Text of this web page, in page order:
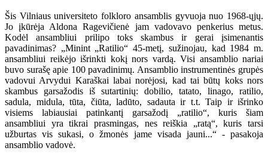
Šis Vilniaus universiteto folkloro ansamblis gyvuoja nuo 1968-ųjų.
Jo įkūrėja Aldona Ragevičienė jam vadovavo penkerius metus.
Kodėl ansambliui prilipo toks skambus ir gerai įsimenantis
pavadinimas? „Minint „Ratilio“ 45-metį, sužinojau, kad 1984 m.
ansambliui reikėjo išrinkti kokį nors vardą. Visi ansamblio nariai
buvo surašę apie 100 pavadinimų. Ansamblio instrumentinės grupės
vadovui Arvydui Karaškai labai norėjosi, kad tai būtų koks nors
skambus garsažodis iš sutartinių: dobilio, tatato, linago, ratilio,
sadula, midula, tūta, čiūta, ladūto, sadauta ir t.t. Taip ir išrinko
visiems labiausiai patinkantį garsažodį „ratilio“, kuris šiam
ansambliui yra tikrai prasmingas, nes reiškia „ratą“, kuris tarsi
užburtas vis sukasi, o žmonės jame visada jauni...“ - pasakoja
ansamblio vadovė.